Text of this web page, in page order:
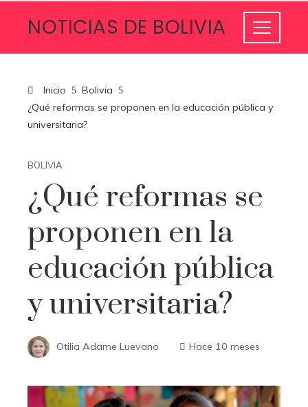
NOTICIAS DE BOLIVIA
Inicio
Bolivia
¿Qué reformas se proponen en la educación pública y
universitaria?
BOLIVIA
¿Qué reformas se
proponen en la
educación pública
y universitaria?
Otilia Adame Luevano Hace 10 meses